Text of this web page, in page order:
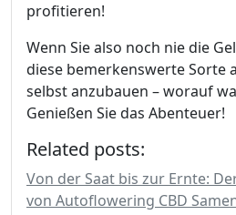
profitieren!
Wenn Sie also noch nie die
diese bemerkenswerte Sorte
selbst anzubauen – worauf
Genießen Sie das Abenteuer!
Related posts:
Von der Saat bis zur Ernte:
von Autoflowering CBD